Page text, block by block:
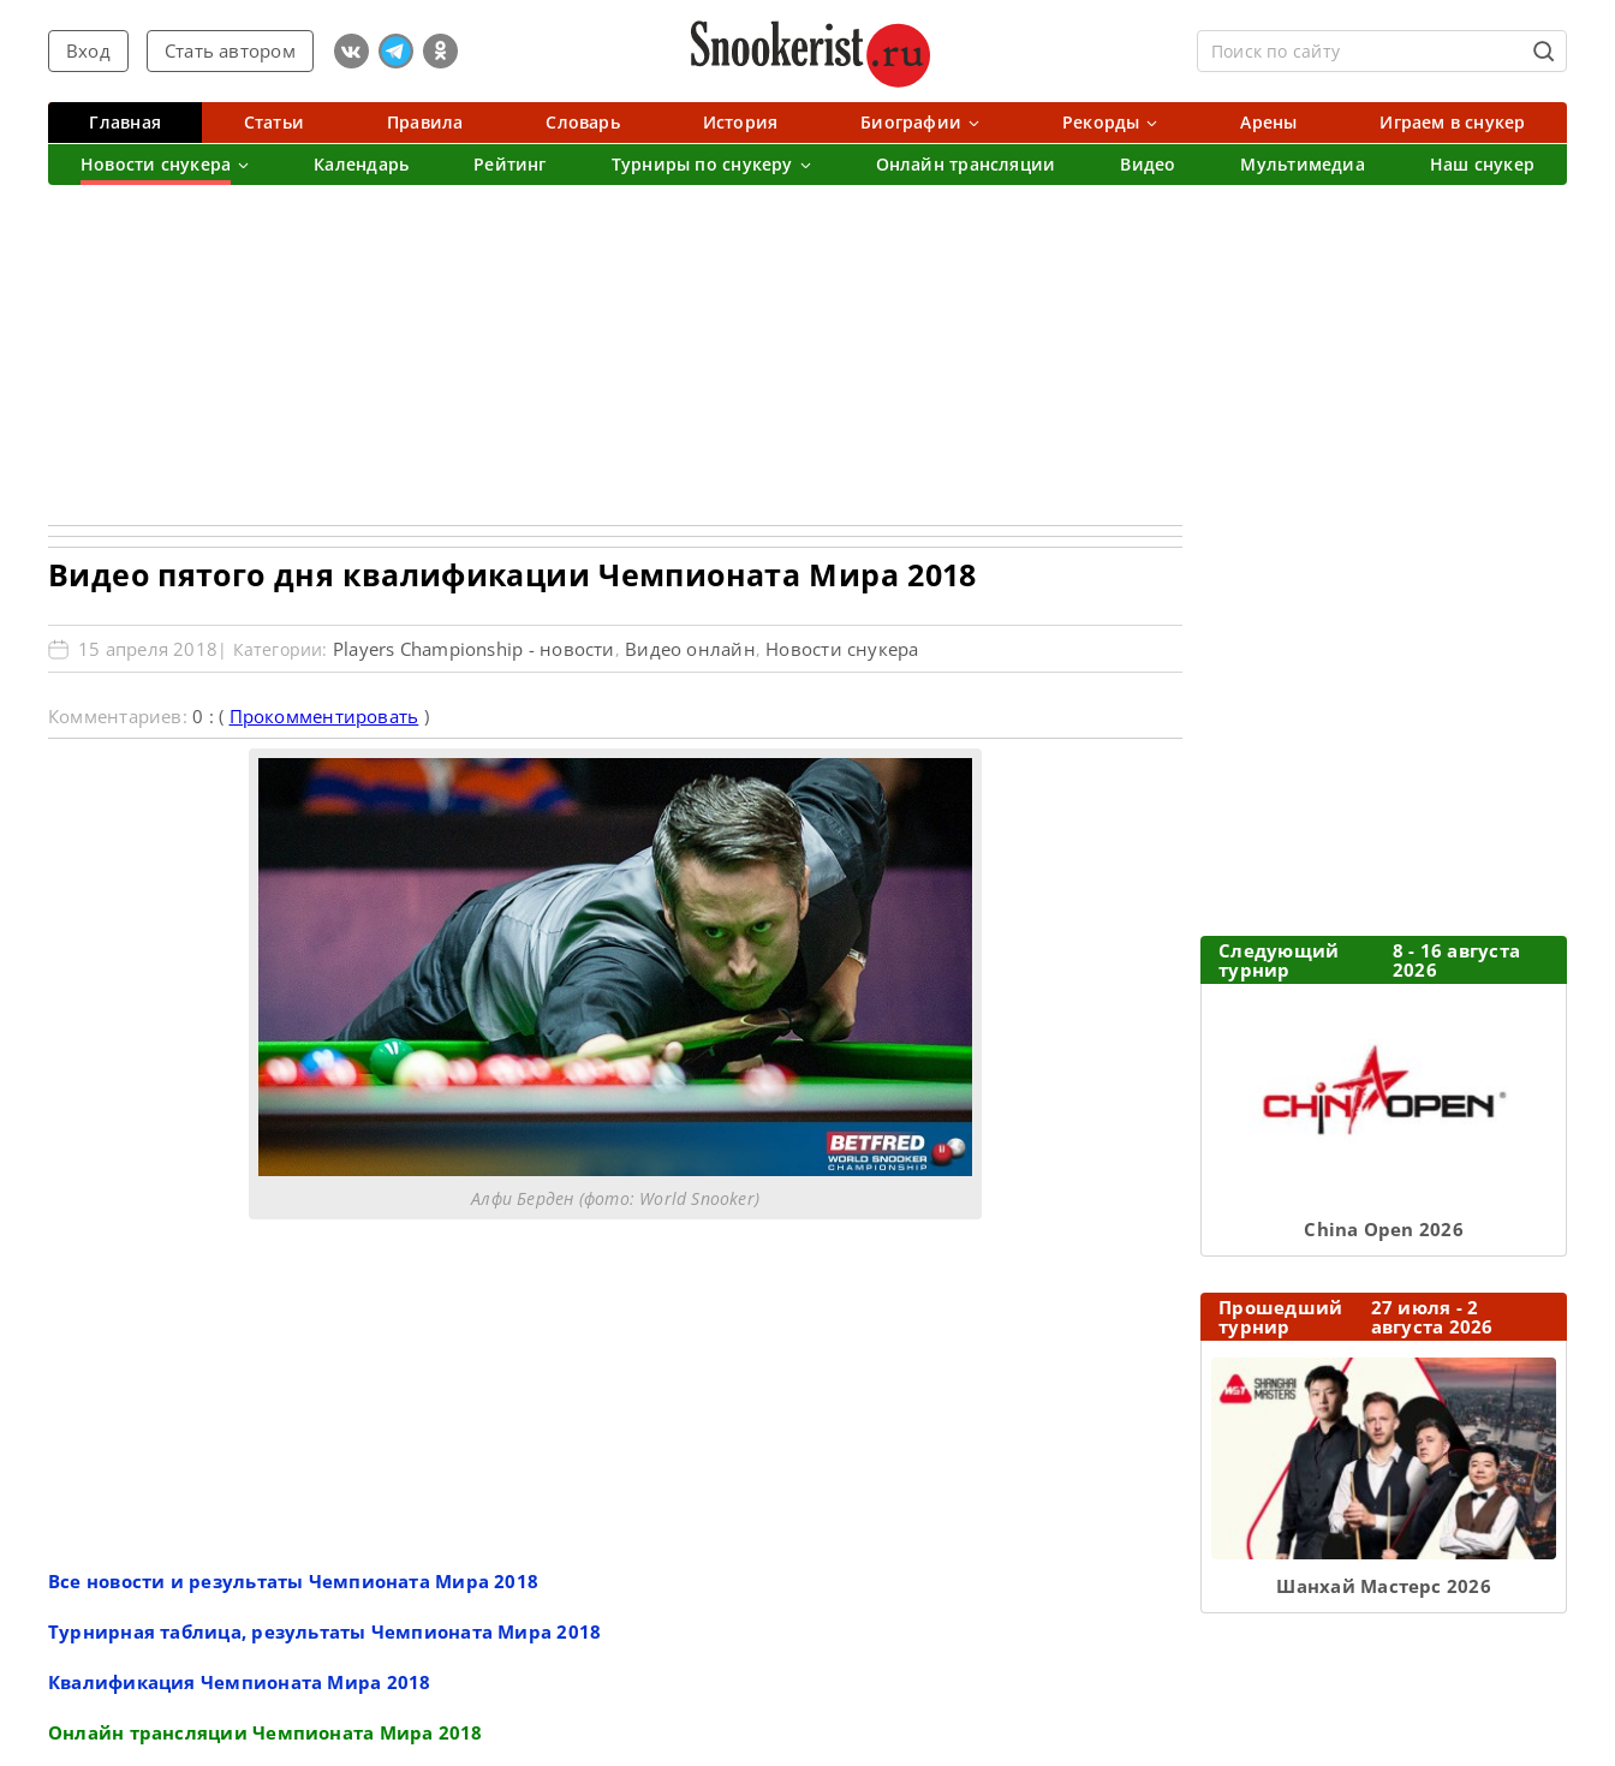
Вход Стать автором
Главная Статьи Правила Словарь История Биографии Рекорды Арены
Играем в снукер
Новости снукера
Календарь Рейтинг Турниры по снукеру Онлайн трансляции Видео Мультимедиа Наш снукер
Видео пятого дня квалификации Чемпионата Мира 2018
15 апреля 2018 | Категории: Players Championship - новости, Видео онлайн, Новости снукера
Комментариев:0 : ( Прокомментировать )
Алфи Берден (фото: World Snooker)
Все новости и результаты Чемпионата Мира 2018
Турнирная таблица, результаты Чемпионата Мира 2018
Квалификация Чемпионата Мира 2018
Онлайн трансляции Чемпионата Мира 2018
Следующий
турнир
8 - 16 августа
2026
Сhina Open 2026
Прошедший
турнир
27 июля - 2
августа 2026
Шанхай Мастерс 2026